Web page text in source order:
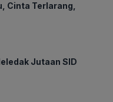
Cinta Terlarang,
Jutaan SID